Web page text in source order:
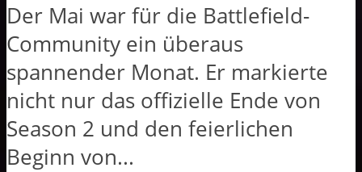
Der Mai war für die Battlefield-
Community ein überaus
spannender Monat. Er markierte
nicht nur das offizielle Ende von
Season 2 und den feierlichen
Beginn von...